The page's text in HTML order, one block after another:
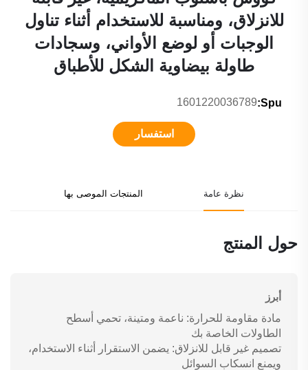
للانزلاق، ومناسبة للاستخدام أثناء تناول
الوجبات أو لوضع الأواني، وسجادات
طاولة بيضاوية الشكل للأطباق
Spu:
1601220036789
استفسار
نظرة عامة المنتجات الموصى بها
حول المنتج
أبرز
مادة مقاومة للحرارة: ناعمة ومتينة، تحمي أسطح
الطاولات الخاصة بك
تصميم غير قابل للانزلاق: يضمن الاستقرار أثناء الاستخدام،
ويمنع انسكاب السوائل